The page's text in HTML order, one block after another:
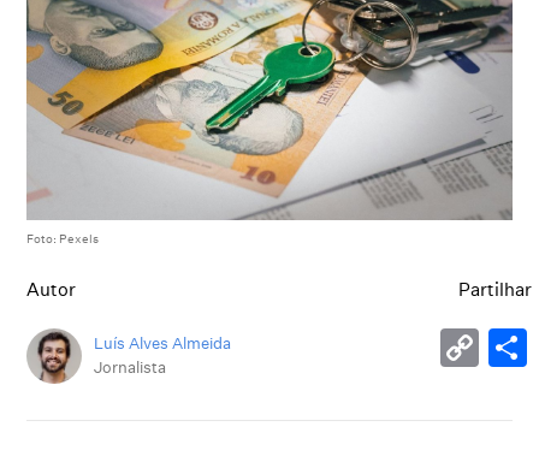
Foto: Pexels
Autor
Luís Alves Almeida
Jornalista
Partilhar